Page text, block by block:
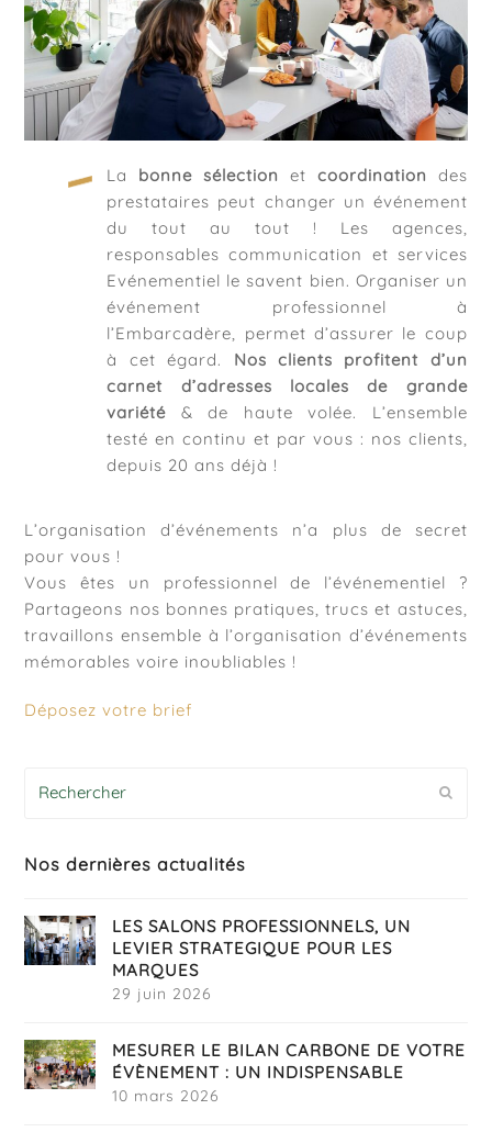
La bonne sélection et coordination des
prestataires peut changer un événement
du tout au tout ! Les agences,
responsables communication et services
Evénementiel le savent bien. Organiser un
événement professionnel à
l’Embarcadère, permet d’assurer le coup
à cet égard. Nos clients profitent d’un
carnet d’adresses locales de grande
variété & de haute volée. L’ensemble
testé en continu et par vous : nos clients,
depuis 20 ans déjà !
L’organisation d’événements n’a plus de secret
pour vous !
Vous êtes un professionnel de l’événementiel ?
Partageons nos bonnes pratiques, trucs et astuces,
travaillons ensemble à l’organisation d’événements
mémorables voire inoubliables !
Déposez votre brief
Nos dernières actualités
LES SALONS PROFESSIONNELS, UN
LEVIER STRATEGIQUE POUR LES
MARQUES
29 juin 2026
MESURER LE BILAN CARBONE DE VOTRE
ÉVÈNEMENT : UN INDISPENSABLE
10 mars 2026